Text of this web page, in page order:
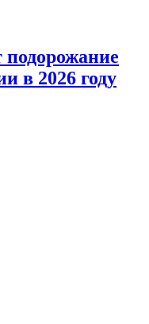
подорожание
в 2026 году